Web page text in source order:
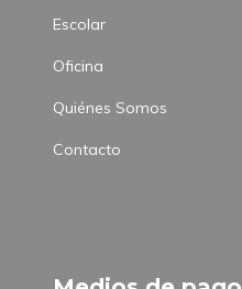
Escolar
Oficina
Quiénes Somos
Contacto